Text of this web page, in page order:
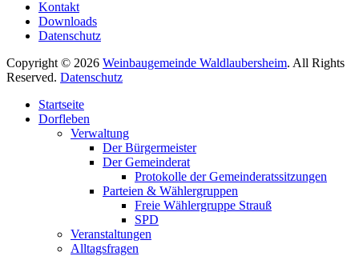
Kontakt
Downloads
Datenschutz
Copyright © 2026 Weinbaugemeinde Waldlaubersheim. All Rights
Reserved. Datenschutz
oben
scrollen
Startseite
Dorfleben
Verwaltung
Der Bürgermeister
Der Gemeinderat
Protokolle der Gemeinderatssitzungen
Parteien & Wählergruppen
Freie Wählergruppe Strauß
SPD
Veranstaltungen
Alltagsfragen